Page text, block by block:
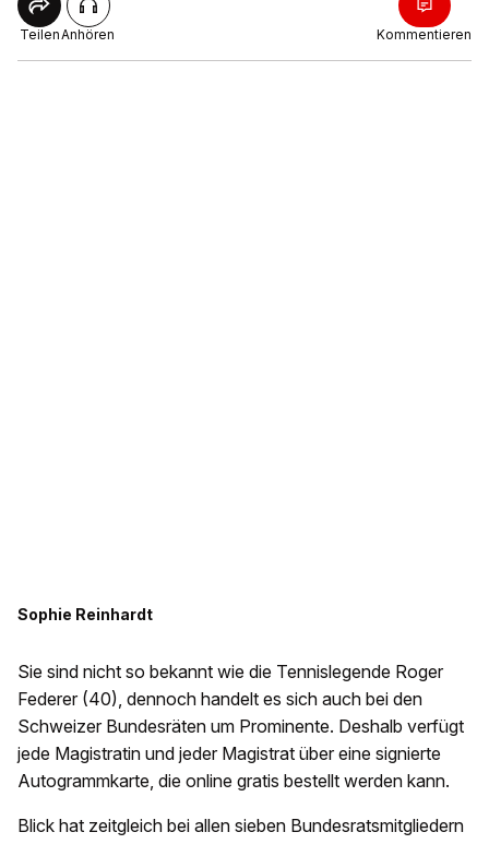
TeilenAnhören Kommentieren
Sophie Reinhardt
Sie sind nicht so bekannt wie die Tennislegende Roger
Federer (40), dennoch handelt es sich auch bei den
Schweizer Bundesräten um Prominente. Deshalb verfügt
jede Magistratin und jeder Magistrat über eine signierte
Autogrammkarte, die online gratis bestellt werden kann.
Blick hat zeitgleich bei allen sieben Bundesratsmitgliedern